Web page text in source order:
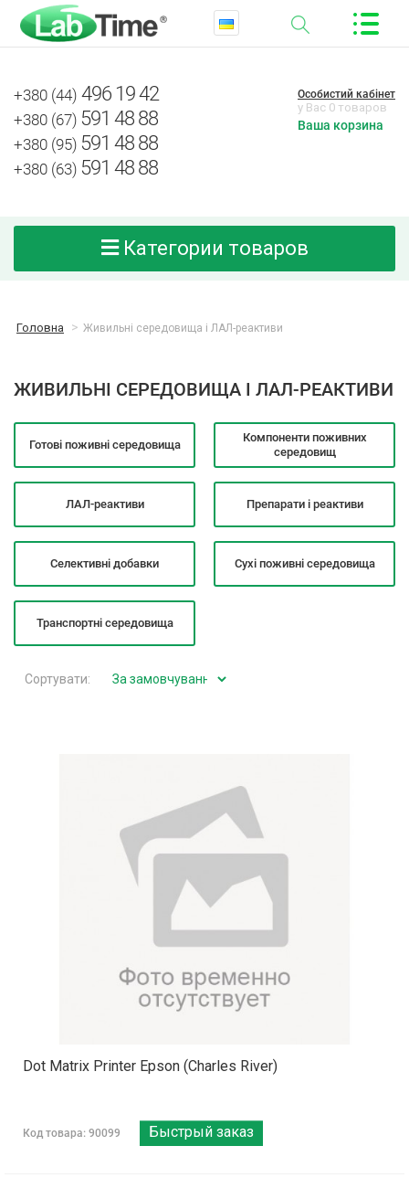
+380 (44) 496 19 42
+380 (67) 591 48 88
+380 (95) 591 48 88
+380 (63) 591 48 88
Особистий кабінет
у Вас 0 товаров
Ваша корзина
Категории товаров
Головна Живильні середовища і ЛАЛ-реактиви
ЖИВИЛЬНІ СЕРЕДОВИЩА І ЛАЛ-РЕАКТИВИ
Готові поживні середовища
Компоненти поживних
середовищ
ЛАЛ-реактиви Препарати і реактиви
Селективні добавки Сухі поживні середовища
Транспортні середовища
Сортувати:
Dot Matrix Printer Epson (Charles River)
Код товара: 90099 Быстрый заказ